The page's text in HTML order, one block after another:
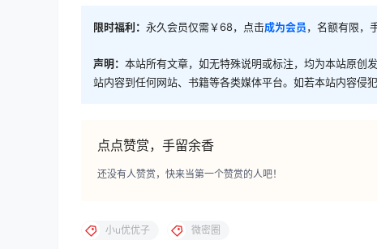
限时福利： 永久会员仅需￥68，点击成为会员，名额有限，
声明： 本站所有文章，如无特殊说明或标注，均为本站原创
站内容到任何网站、书籍等各类媒体平台。如若本站内容侵
点点赞赏，手留余香
还没有人赞赏，快来当第一个赞赏的人吧！
小u优优子 微密圈